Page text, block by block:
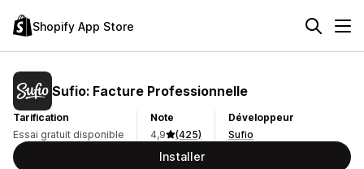
Shopify App Store
Sufio: Facture Professionnelle
Tarification
Essai gratuit disponible
Note
4,9
(425)
Développeur
Sufio
Installer